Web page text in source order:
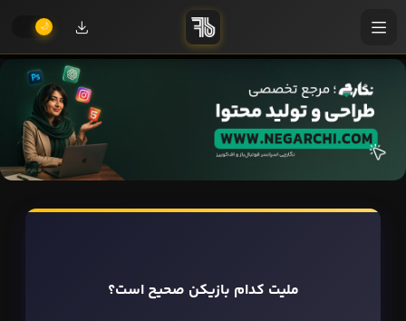
ملیت کدام بازیکن صحیح است؟